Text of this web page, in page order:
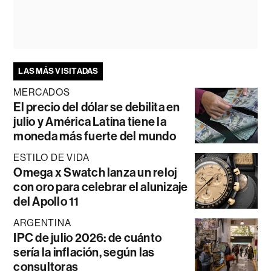
LAS MÁS VISITADAS
MERCADOS
El precio del dólar se debilita en
julio y América Latina tiene la
moneda más fuerte del mundo
ESTILO DE VIDA
Omega x Swatch lanza un reloj
con oro para celebrar el alunizaje
del Apollo 11
ARGENTINA
IPC de julio 2026: de cuánto
sería la inflación, según las
consultoras